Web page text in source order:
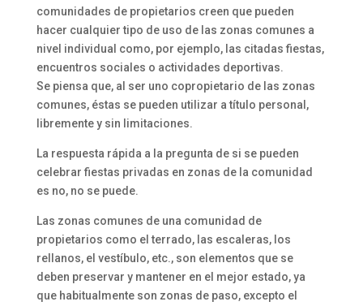
comunidades de propietarios creen que pueden
hacer cualquier tipo de uso de las zonas comunes a
nivel individual como, por ejemplo, las citadas fiestas,
encuentros sociales o actividades deportivas.
Se piensa que, al ser uno copropietario de las zonas
comunes, éstas se pueden utilizar a título personal,
libremente y sin limitaciones.
La respuesta rápida a la pregunta de si se pueden
celebrar fiestas privadas en zonas de la comunidad
es no, no se puede.
Las zonas comunes de una comunidad de
propietarios como el terrado, las escaleras, los
rellanos, el vestíbulo, etc., son elementos que se
deben preservar y mantener en el mejor estado, ya
que habitualmente son zonas de paso, excepto el